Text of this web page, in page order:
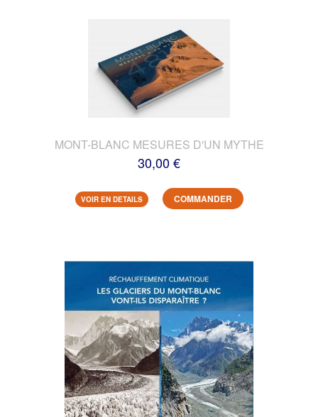
MONT-BLANC MESURES D'UN MYTHE
30,00 €
VOIR EN DETAILS COMMANDER